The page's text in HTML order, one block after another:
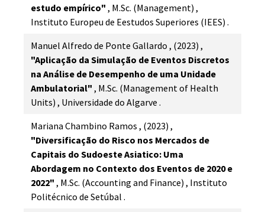
estudo empírico" , M.Sc. (Management) ,
Instituto Europeu de Eestudos Superiores (IEES) .
Manuel Alfredo de Ponte Gallardo , (2023) ,
"Aplicação da Simulação de Eventos Discretos
na Análise de Desempenho de uma Unidade
Ambulatorial" , M.Sc. (Management of Health
Units) , Universidade do Algarve .
Mariana Chambino Ramos , (2023) ,
"Diversificação do Risco nos Mercados de
Capitais do Sudoeste Asiatico: Uma
Abordagem no Contexto dos Eventos de 2020 e
2022" , M.Sc. (Accounting and Finance) , Instituto
Politécnico de Setúbal .